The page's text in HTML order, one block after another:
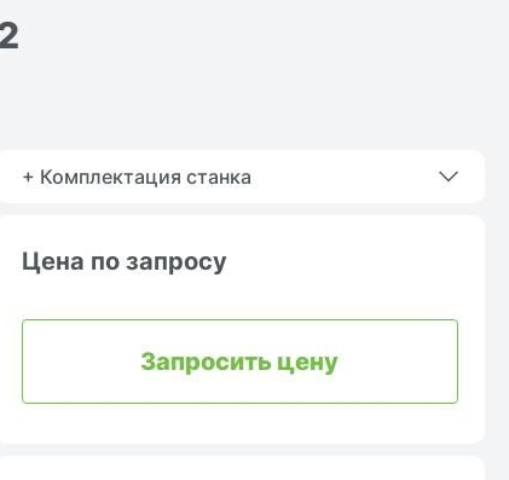
+ Комплектация станка
Цена по запросу
Запросить цену